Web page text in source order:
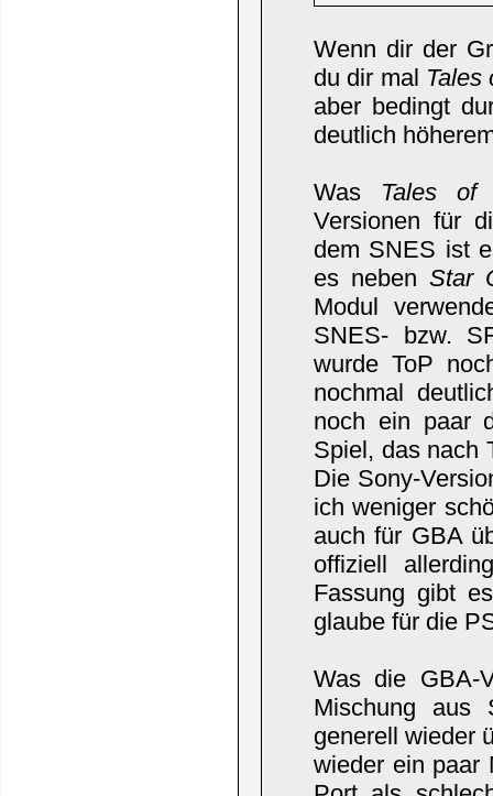
Wenn dir der
du dir mal Tales
aber bedingt
deutlich
Was Tales of
Versionen für
dem SNES ist
es neben Star
Modul
SNES- bzw.
wurde ToP
nochmal
noch ein paar
Spiel, das nach
Die Sony-
ich weniger
auch für GBA
offiziell
Fassung gibt
glaube für die
Was die GBA-
Mischung aus
generell wieder
wieder ein paar